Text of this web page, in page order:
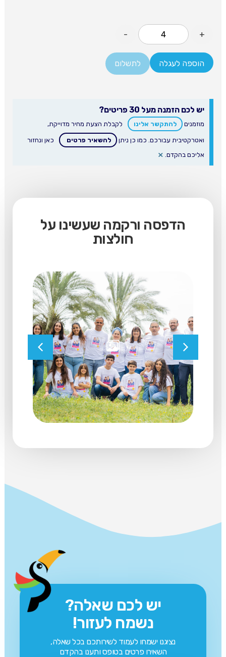
- +
הוספה לעגלה לתשלום
יש לכם הזמנה מעל 30 פריטים?
מוזמנים להתקשר אלינו לקבלת הצעת מחיר מדוייקת,
ואטרקטיבית עבורכם. כמו כן ניתן להשאיר פרטים
כאן ונחזור
אליכם בהקדם. ×
הדפסה ורקמה שעשינו על
חולצות
יש לכם שאלה?
נשמח לעזור!
נציגנו ישמחו לעמוד לשירותכם בכל שאלה,
השאירו פרטים בטופס ותענו בהקדם